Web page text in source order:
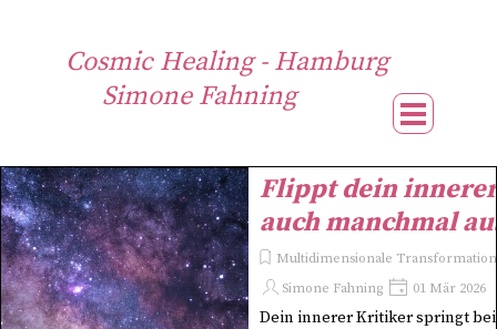
Cosmic Healing - Hamburg
Simone Fahning
Menü
Flippt dein
auch manchmal
Multidimensionale Transformation
Simone Fahning
01 Mär 2026
Dein innerer Kritiker springt